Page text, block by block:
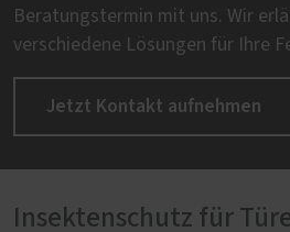
Beratungstermin mit uns. Wir
verschiedene Lösungen für Ihre
Jetzt Kontakt aufnehmen
Insektenschutz für